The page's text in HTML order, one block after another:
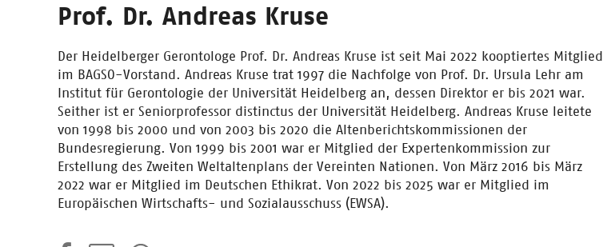
Prof. Dr. Andreas Kruse
Der Heidelberger Gerontologe Prof. Dr. Andreas Kruse ist seit Mai 2022 kooptiertes Mitglied
im BAGSO-Vorstand. Andreas Kruse trat 1997 die Nachfolge von Prof. Dr. Ursula Lehr am
Institut für Gerontologie der Universität Heidelberg an, dessen Direktor er bis 2021 war.
Seither ist er Seniorprofessor distinctus der Universität Heidelberg. Andreas Kruse leitete
von 1998 bis 2000 und von 2003 bis 2020 die Altenberichtskommissionen der
Bundesregierung. Von 1999 bis 2001 war er Mitglied der Expertenkommission zur
Erstellung des Zweiten Weltaltenplans der Vereinten Nationen. Von März 2016 bis März
2022 war er Mitglied im Deutschen Ethikrat. Von 2022 bis 2025 war er Mitglied im
Europäischen Wirtschafts- und Sozialausschuss (EWSA).